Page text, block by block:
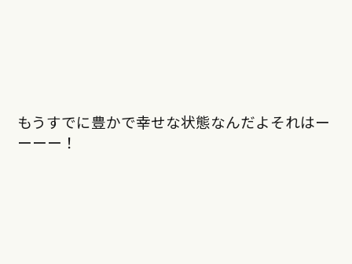
もうすでに豊かで幸せな状態なんだよそれはー
ーーー！